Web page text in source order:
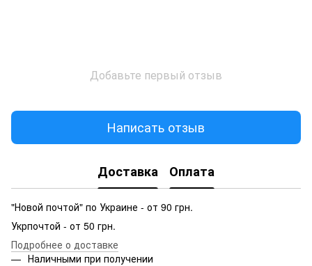
Добавьте первый отзыв
Написать отзыв
Доставка Оплата
"Новой почтой" по Украине - от 90 грн.
Укрпочтой - от 50 грн.
Подробнее о доставке
Наличными при получении